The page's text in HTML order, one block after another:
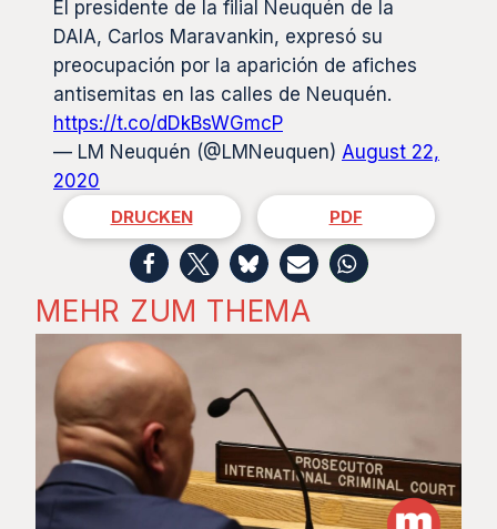
El presidente de la filial Neuquén de la
DAIA, Carlos Maravankin, expresó su
preocupación por la aparición de afiches
antisemitas en las calles de Neuquén.
https://t.co/dDkBsWGmcP
— LM Neuquén (@LMNeuquen) August 22,
2020
DRUCKEN PDF
MEHR ZUM THEMA